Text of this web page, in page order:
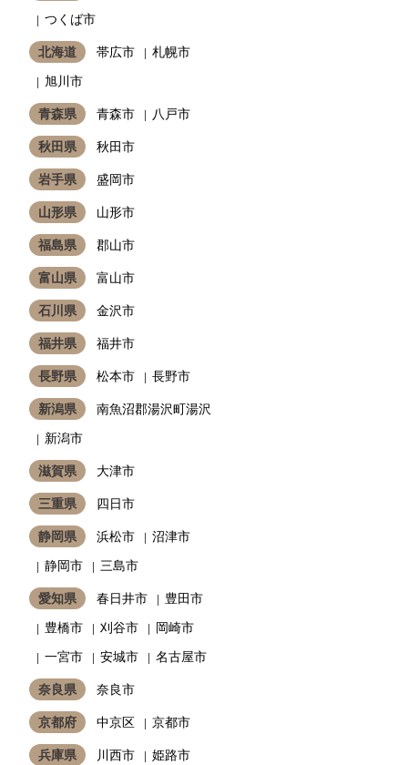
つくば市
北海道 帯広市
札幌市
旭川市
青森県 青森市 八戸市
秋田県 秋田市
岩手県 盛岡市
山形県 山形市
福島県 郡山市
富山県 富山市
石川県 金沢市
福井県 福井市
長野県 松本市 長野市
新潟県
南魚沼郡湯沢町湯沢
新潟市
滋賀県 大津市
三重県 四日市
静岡県 浜松市
沼津市
静岡市
三島市
愛知県 春日井市
豊田市
豊橋市
刈谷市
岡崎市
一宮市
安城市 名古屋市
奈良県 奈良市
京都府 中京区 京都市
兵庫県 川西市
姫路市